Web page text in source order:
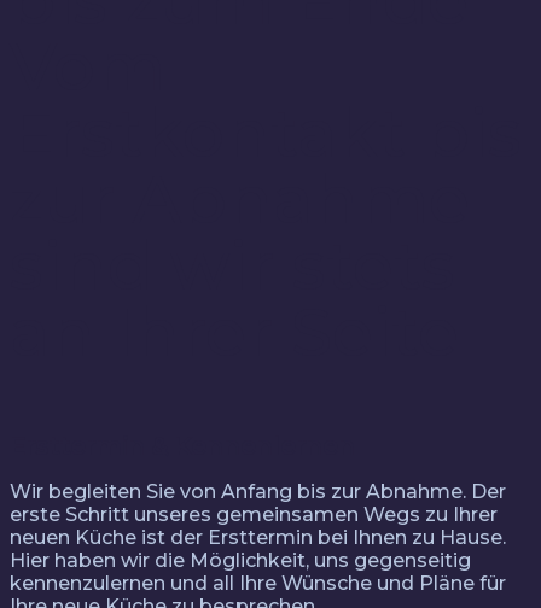
Wir begleiten Sie von Anfang bis zur Abnahme. Der
erste Schritt unseres gemeinsamen Wegs zu Ihrer
neuen Küche ist der Ersttermin bei Ihnen zu Hause.
Hier haben wir die Möglichkeit, uns gegenseitig
kennenzulernen und all Ihre Wünsche und Pläne für